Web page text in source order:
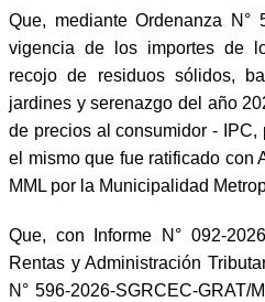
Que, mediante Ordenanza N°
vigencia de los importes de
recojo de residuos sólidos,
jardines y serenazgo del año
de precios al consumidor -
el mismo que fue ratificado con
MML por la Municipalidad
Que, con Informe N° 092-
Rentas y Administración
N° 596-2026-SGRCEC-